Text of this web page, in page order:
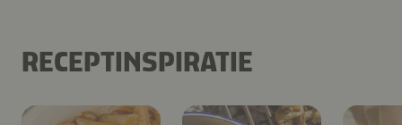
RECEPTINSPIRATIE